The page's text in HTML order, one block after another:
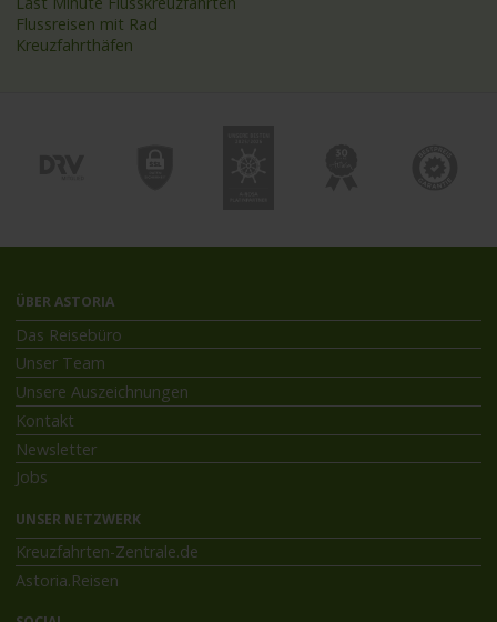
Flussreisen mit Rad
Kreuzfahrthäfen
ÜBER ASTORIA
Das Reisebüro
Unser Team
Unsere Auszeichnungen
Kontakt
Newsletter
Jobs
UNSER NETZWERK
Kreuzfahrten-Zentrale.de
Astoria.Reisen